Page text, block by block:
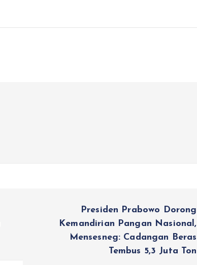
Presiden Prabowo Dorong
Kemandirian Pangan Nasional,
Mensesneg: Cadangan Beras
Tembus 5,3 Juta Ton